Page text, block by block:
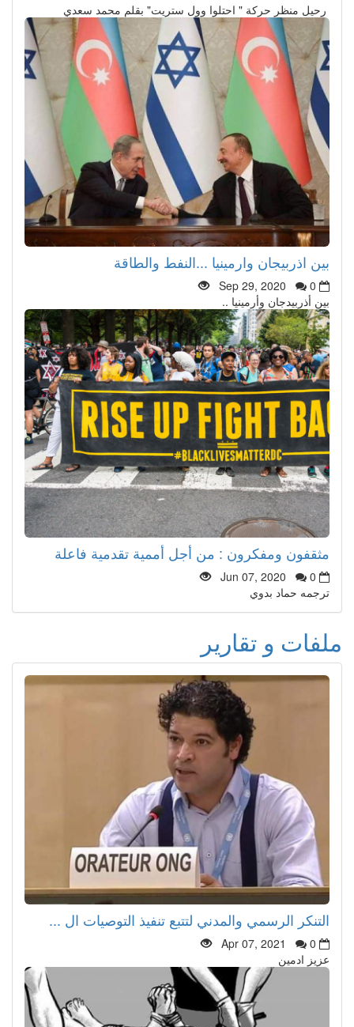
رحيل منظر حركة " احتلوا وول ستريت" بقلم محمد سعدي
بين اذربيجان وارمينيا ...النفط والطاقة
Sep 29, 2020
0
بين أذربيدجان وأرمينيا ..
مثقفون ومفكرون : من أجل أممية تقدمية فاعلة
Jun 07, 2020
0
ترجمه حماد بدوي
ملفات و تقارير
التنكر الرسمي والمدني لتتبع تنفيذ التوصيات ال ...
Apr 07, 2021
0
عزيز ادمين